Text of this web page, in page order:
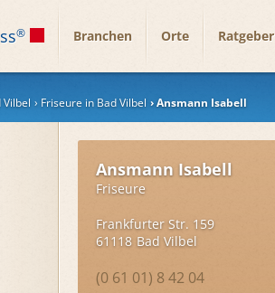
®
Branchen Orte Ratgeber
Vilbel Friseure in Bad Vilbel Ansmann Isabell
Ansmann Isabell
Friseure
Frankfurter Str. 159
61118 Bad Vilbel
(0 61 01) 8 42 04